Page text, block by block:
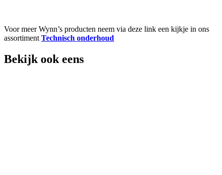
Voor meer Wynn’s producten neem via deze link een kijkje in ons
assortiment Technisch onderhoud
Bekijk ook eens